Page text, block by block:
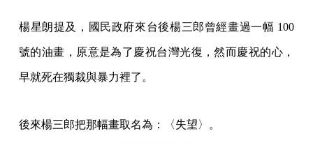
楊星朗提及，國民政府來台後楊三郎曾經畫過一幅 100
號的油畫，原意是為了慶祝台灣光復，然而慶祝的心，
早就死在獨裁與暴力裡了。
後來楊三郎把那幅畫取名為：〈失望〉。